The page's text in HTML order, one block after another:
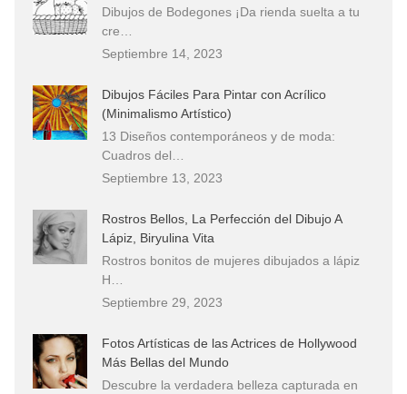
Dibujos de Bodegones ¡Da rienda suelta a tu
cre…
Septiembre 14, 2023
Dibujos Fáciles Para Pintar con Acrílico
(Minimalismo Artístico)
13 Diseños contemporáneos y de moda:
Cuadros del…
Septiembre 13, 2023
Rostros Bellos, La Perfección del Dibujo A
Lápiz, Biryulina Vita
Rostros bonitos de mujeres dibujados a lápiz
H…
Septiembre 29, 2023
Fotos Artísticas de las Actrices de Hollywood
Más Bellas del Mundo
Descubre la verdadera belleza capturada en